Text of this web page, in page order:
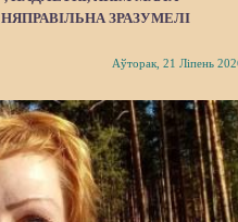
ЗРАЗУМЕЛІ
Аўторак, 21 Ліпень